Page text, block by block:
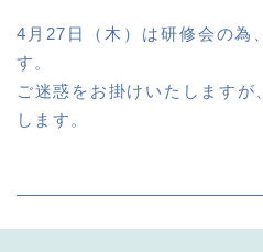
4月27日（木）は研修会の為
す。
ご迷惑をお掛けいたします
します。